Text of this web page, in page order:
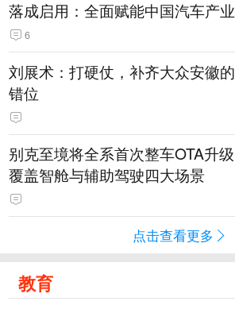
落成启用：全面赋能中国汽车产业
6
刘展术：打硬仗，补齐大众安徽的
错位
别克至境将全系首次整车OTA升级
覆盖智舱与辅助驾驶四大场景
点击查看更多
教育